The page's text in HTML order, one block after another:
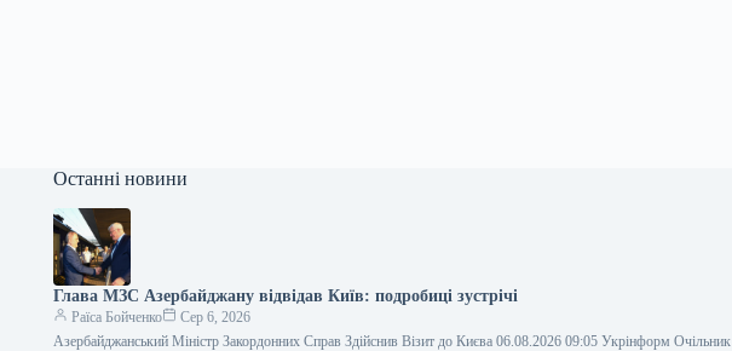
Останні новини
Глава МЗС Азербайджану відвідав Київ: подробиці зустрічі
Раїса Бойченко
Сер 6, 2026
Азербайджанський Міністр Закордонних Справ Здійснив Візит до Києва 06.08.2026 09:05 Укрінформ Очільник